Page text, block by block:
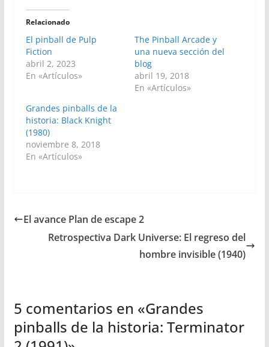
Relacionado
El pinball de Pulp
Fiction
abril 2, 2023
En «Artículos»
The Pinball Arcade y
una nueva sección del
blog
abril 19, 2018
En «Artículos»
Grandes pinballs de la
historia: Black Knight
(1980)
noviembre 8, 2018
En «Artículos»
El avance Plan de escape 2
Retrospectiva Dark Universe: El regreso del
hombre invisible (1940)
5 comentarios en «Grandes
pinballs de la historia: Terminator